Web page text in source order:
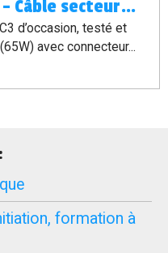
Câble secteur
d’occasion, testé et
avec connecteur...
formation à